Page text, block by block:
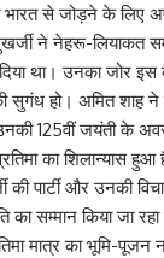
भारत से जोड़ने के लिए
मुखर्जी ने नेहरू-
था। उनका जोर इस
सुगंध हो। अमित शाह
125वीं जयंती के
का शिलान्यास
की पार्टी और उनकी
सम्मान किया जा
मात्र का भूमि-पूजन